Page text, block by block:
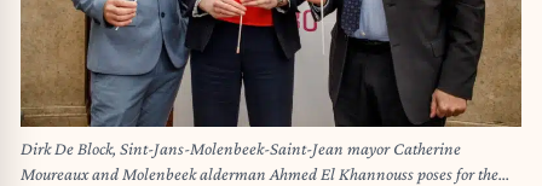
Dirk De Block, Sint-Jans-Molenbeek-Saint-Jean mayor Catherine
Moureaux and Molenbeek alderman Ahmed El Khannouss poses for the